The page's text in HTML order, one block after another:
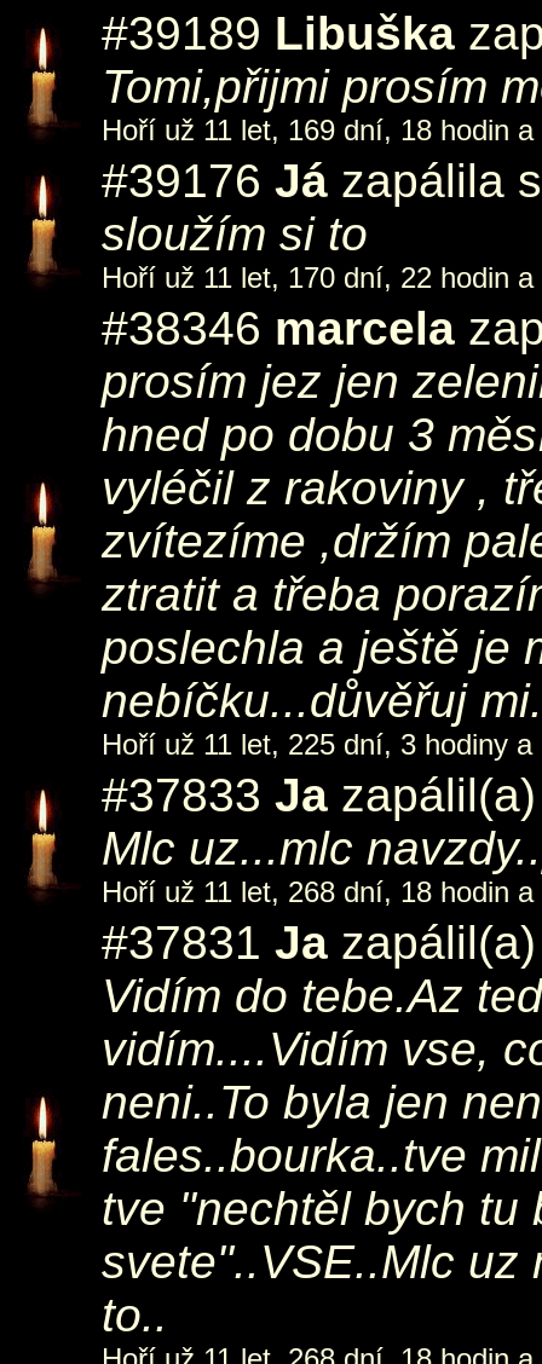
#39189 Libuška
Tomi,přijmi prosím
Hoří už 11 let, 169 dní, 18 hodin
#39176 Já zapálila
sloužím si to
Hoří už 11 let, 170 dní, 22 hodin a
#38346 marcela
prosím jez jen
hned po dobu 3
vyléčil z rakoviny ,
zvítezíme ,držím
ztratit a třeba
poslechla a ještě je
nebíčku...důvěřuj
Hoří už 11 let, 225 dní, 3 hodiny a
#37833 Ja
Mlc uz...mlc
Hoří už 11 let, 268 dní, 18 hodin
#37831 Ja
Vidím do tebe.Az
vidím....Vidím vse,
neni..To byla jen
fales..bourka..tve
tve "nechtěl bych tu
svete"..VSE..Mlc uz
to..